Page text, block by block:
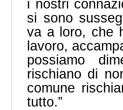
i nostri
si sono
va a loro, che
lavoro,
possiamo
rischiano di
comune
tutto.”